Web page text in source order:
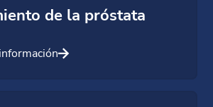
de la próstata